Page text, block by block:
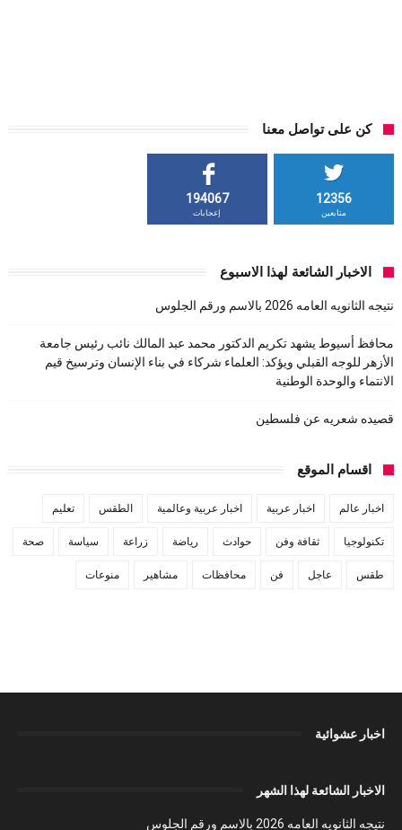
كن على تواصل معنا
12356
متابعين
194067
إعجابات
الاخبار الشائعة لهذا الاسبوع
نتيجه الثانويه العامه 2026 بالاسم ورقم الجلوس
محافظ أسيوط يشهد تكريم الدكتور محمد عبد المالك نائب رئيس جامعة
الأزهر للوجه القبلي ويؤكد: العلماء شركاء في بناء الإنسان وترسيخ قيم
الانتماء والوحدة الوطنية
قصيده شعريه عن فلسطين
اقسام الموقع
اخبار عالم اخبار عربية اخبار عربية وعالمية الطقس تعليم
تكنولوجيا ثقافة وفن حوادث رياضة زراعة سياسة صحة
طقس عاجل فن محافظات مشاهير منوعات
اخبار عشوائية
الاخبار الشائعة لهذا الشهر
نتيجه الثانويه العامه 2026 بالاسم ورقم الجلوس